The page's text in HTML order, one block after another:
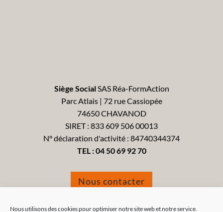
Nous utilisons des cookies pour optimiser notre site web et notre service.
Siège SocialSAS Réa-FormAction
Parc Atlais | 72 rue Cassiopée
74650 CHAVANOD
SIRET : 833 609 506 00013
N° déclaration d'activité : 84740344374
TEL :04 50 69 92 70
Nous contacter